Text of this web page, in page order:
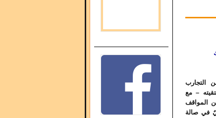
التجارب
– مع
المواقف
في صالة